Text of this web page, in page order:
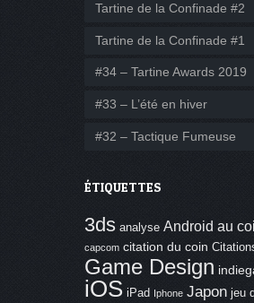
Tartine de la Confinade #2
Tartine de la Confinade #1
#34 – Tartine Awards 2019
#33 – L’été en hiver
#32 – Tactique Fumeuse
ÉTIQUETTES
3ds analyse Android au
capcom citation du coin
Game Design
iOS iPad Iphone Japon jeu